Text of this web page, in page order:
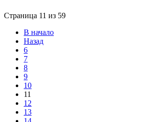
Страница 11 из 59
В начало
Назад
6
7
8
9
10
11
12
13